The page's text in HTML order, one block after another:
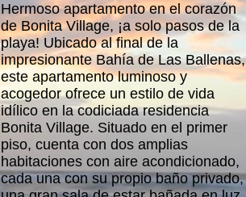
Hermoso apartamento en el corazón
de Bonita Village, ¡a solo pasos de la
playa! Ubicado al final de la
impresionante Bahía de Las Ballenas,
este apartamento luminoso y
acogedor ofrece un estilo de vida
idílico en la codiciada residencia
Bonita Village. Situado en el primer
piso, cuenta con dos amplias
habitaciones con aire acondicionado,
cada una con su propio baño privado,